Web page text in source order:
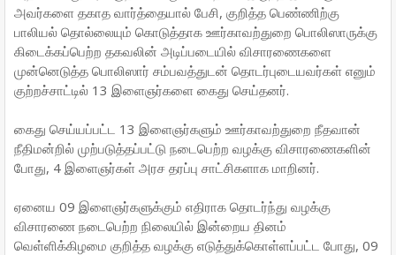
அவர்களை தகாத வார்த்தையால் பேசி, குறித்த பெண்ணிற்கு
பாலியல் தொல்லையும் கொடுத்தாக ஊர்காவற்துறை பொலிஸாருக்கு
கிடைக்கப்பெற்ற தகவலின் அடிப்படையில் விசாரணைகளை
முன்னெடுத்த பொலிஸார் சம்பவத்துடன் தொடர்புடையவர்கள் எனும்
குற்றச்சாட்டில் 13 இளைஞர்களை கைது செய்தனர்.
கைது செய்யப்பட்ட 13 இளைஞர்களும் ஊர்காவற்துறை நீதவான்
நீதிமன்றில் முற்படுத்தப்பட்டு நடைபெற்ற வழக்கு விசாரணைகளின்
போது, 4 இளைஞர்கள் அரச தரப்பு சாட்சிகளாக மாறினர்.
ஏனைய 09 இளைஞர்களுக்கும் எதிராக தொடர்ந்து வழக்கு
விசாரணை நடைபெற்ற நிலையில் இன்றைய தினம்
வெள்ளிக்கிழமை குறித்த வழக்கு எடுத்துக்கொள்ளப்பட்ட போது, 09